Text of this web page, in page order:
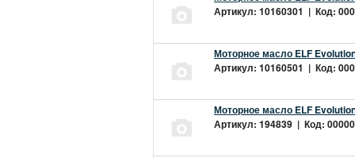
Артикул: 10160301 | Код:
Моторное масло ELF
Артикул: 10160501 | Код:
Моторное масло ELF
Артикул: 194839 | Код: